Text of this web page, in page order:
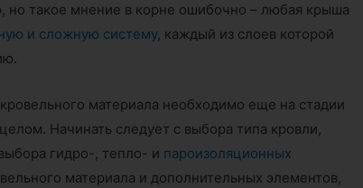
но такое мнение в корне ошибочно – любая крыша
и сложную систему, каждый из слоев которой
материала необходимо еще на стадии
Начинать следует с выбора типа кровли,
гидро-, тепло- и пароизоляционных
материала и дополнительных элементов,